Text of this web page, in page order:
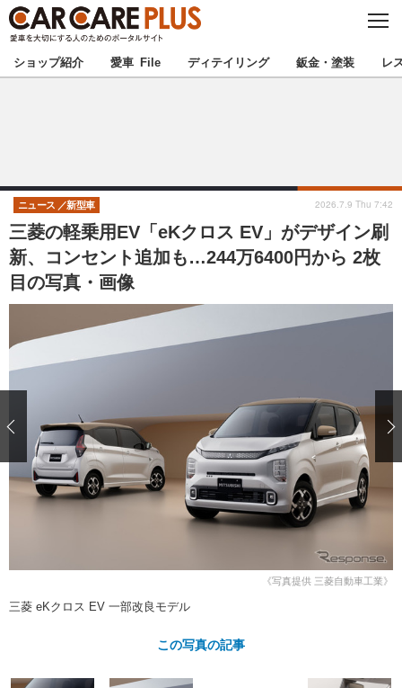
C
S
E
★カーケアプラス認定★ 厳選プロショップを地域から探す
甲信越 北陸
東海 関西
中国
九州 沖縄
注目の記事
愛車 File
自動車豆知識 ストップ！不具合修理＆粗悪修理
鈑金・塗装
ディテイリング 洗車
ヘッドライト磨き コーティング
鈑金・塗装
小キズ直し 防錆
特集記事
ストップ 不具合修理＆粗悪修理
カーメーカー「旧車」関連プロジェ
コラム
プロショップ検索
ェクト
イベント
ショップ紹介 愛車 File ディテイリング 鈑金・塗装 レ
三菱の軽乗用EV「eKクロス EV」がデザイン刷
新、コンセント追加も…244万6400円から 2枚
目の写真・画像
ニュース 新型車 2026.7.9 Thu 7:42
《写真提供 三菱自動車工業》
三菱 eKクロス EV 一部改良モデル
この写真の記事